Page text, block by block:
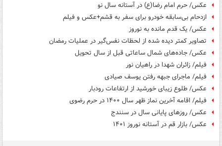
عکس/ حرم امام رضا(ع) در آستانه سال نو
ازدحام بی‌سابقه خودرو برای سفر به قشم+عکس و فیلم
عکس/ یک قدم مانده به نوروز
تصاویر کمتر دیده شده از لحظات نفس‌گیر در عملیات رمضان
عکس/ جاده‌های شمال ساعاتی قبل از سال تحویل
فیلم/ زائران شهدا در راهیان نور
فیلم/ ماجرای جبهه رفتن یوسف صیادی
عکس/ طلوع زیبای خورشید از ارتفاعات رودبار
فیلم/ اقامه آخرین نماز ظهر سال ۱۴۰۰ در حرم رضوی
عکس/ روزهای پایانی سال در سنندج
عکس/ بازار قم در آستانه نوروز ۱۴۰۱